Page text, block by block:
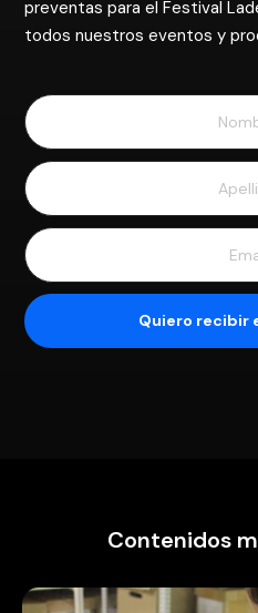
preventas para el Festival
todos nuestros eventos y
Contenidos